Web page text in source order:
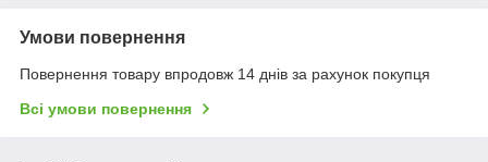
Умови повернення
Повернення товару впродовж 14 днів за рахунок покупця
Всі умови повернення